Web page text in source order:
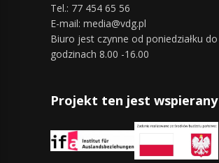
Tel.: 77 454 65 56
E-mail: media@vdg.pl
Biuro jest czynne od poniedziałku
godzinach 8.00 -16.00
Projekt ten jest wspierany